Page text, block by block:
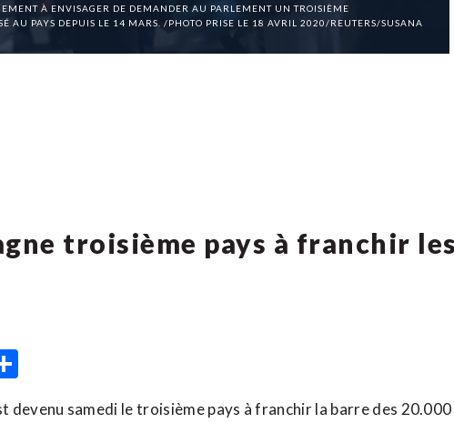
À ENVISAGER DE DEMANDER AU PARLEMENT UN TROISIÈME
AU PAYS DEPUIS LE 14 MARS. /PHOTO PRISE LE 18 AVRIL 2020/REUTERS/SUSANA
troisième pays à franchir les
devenu samedi le troisième pays à franchir la barre des